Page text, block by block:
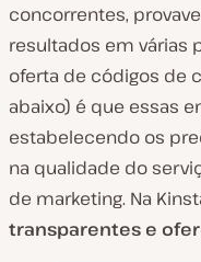
concorrentes,
resultados em várias
oferta de códigos de
abaixo) é que essas
estabelecendo os
na qualidade do
de marketing. Na
transparentes e